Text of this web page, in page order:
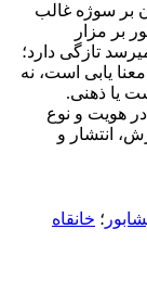
بر سوژه غالب
بر مزار
تازگی دارد؛
یابی است، نه
یا ذهنی.
هویت و نوع
انتشار و
؛ خانقاه